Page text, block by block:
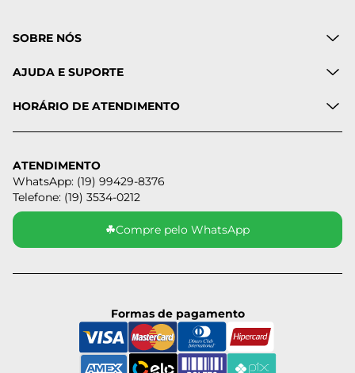
SOBRE NÓS
AJUDA E SUPORTE
HORÁRIO DE ATENDIMENTO
ATENDIMENTO
WhatsApp: (19) 99429-8376
Telefone: (19) 3534-0212
☘Compre pelo WhatsApp
Formas de pagamento